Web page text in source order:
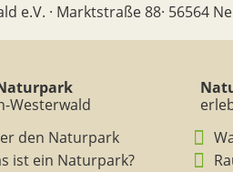
e.V. · Marktstraße 88· 56564
Westerwald
den Naturpark
ist ein Naturpark?